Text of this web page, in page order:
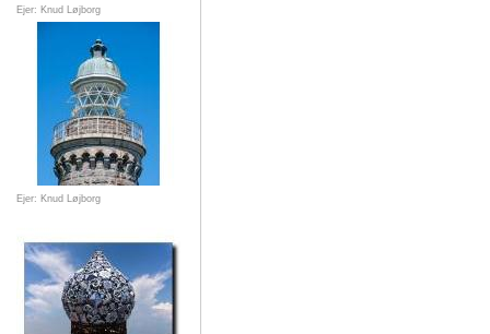
Ejer: Knud Løjborg
Ejer: Knud Løjborg